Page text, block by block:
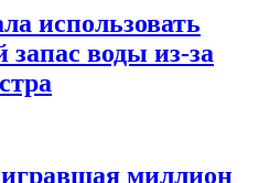
использовать
запас воды из-за
миллион